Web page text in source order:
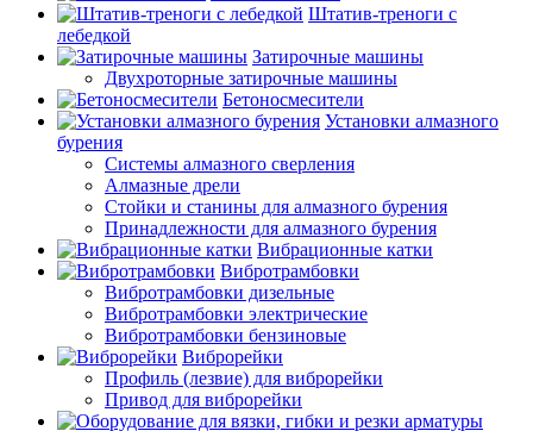
Штатив-треноги с
лебедкой
Затирочные машины
Двухроторные затирочные машины
Бетоносмесители
Установки алмазного
бурения
Системы алмазного сверления
Алмазные дрели
Стойки и станины для алмазного бурения
Принадлежности для алмазного бурения
Вибрационные катки
Вибротрамбовки
Вибротрамбовки дизельные
Вибротрамбовки электрические
Вибротрамбовки бензиновые
Виброрейки
Профиль (лезвие) для виброрейки
Привод для виброрейки